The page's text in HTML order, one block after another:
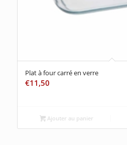
Plat à four carré en verre
€11,50
Ajouter au panier